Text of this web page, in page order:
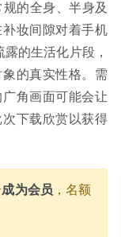
的全身、半身及
妆间隙对着手机
的生活化片段，
的真实性格。需
角画面可能会让
下载欣赏以获得
成为会员 ，名额